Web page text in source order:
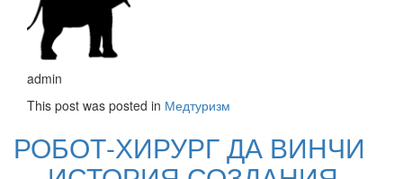
admin
This post was posted in Медтуризм
РОБОТ-ХИРУРГ ДА ВИНЧИ